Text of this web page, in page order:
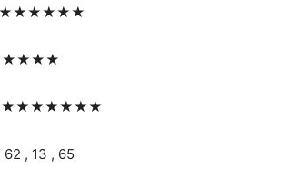
62 , 13 , 65